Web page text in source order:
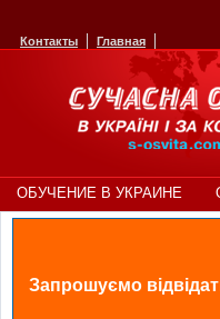
Контакты Главная
ОБУЧЕНИЕ В УКРАИНЕ
Запрошуємо